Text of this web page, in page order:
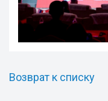
Возврат к списку